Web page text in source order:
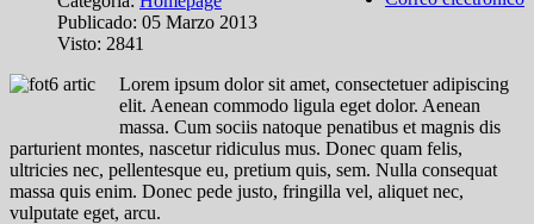
Publicado: 05 Marzo 2013
Visto: 2841
Lorem ipsum dolor sit amet, consectetuer adipiscing
elit. Aenean commodo ligula eget dolor. Aenean
massa. Cum sociis natoque penatibus et magnis dis
parturient montes, nascetur ridiculus mus. Donec quam felis,
ultricies nec, pellentesque eu, pretium quis, sem. Nulla consequat
massa quis enim. Donec pede justo, fringilla vel, aliquet nec,
vulputate eget, arcu.